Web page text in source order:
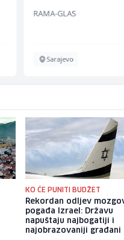
RAMA-GLAS
Sarajevo
KO ĆE PUNITI BUDŽET
Rekordan odljev
pogađa Izrael: Državu
napuštaju najbogatiji i
najobrazovaniji građani